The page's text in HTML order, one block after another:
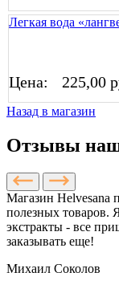
Легкая вода
Цена: 225,00
Назад в магазин
Отзывы
Магазин Helvesana
полезных товаров.
экстракты - все
заказывать еще!
Михаил Соколов